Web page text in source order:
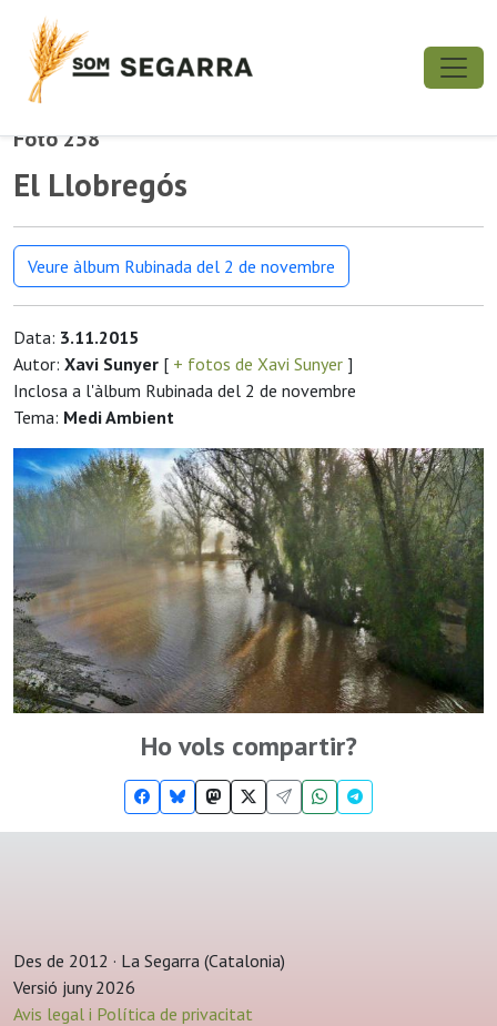
Foto 258
El Llobregós
Veure àlbum Rubinada del 2 de novembre
Data: 3.11.2015
Autor: Xavi Sunyer [ + fotos de Xavi Sunyer ]
Inclosa a l'àlbum Rubinada del 2 de novembre
Tema: Medi Ambient
Ho vols compartir?
Des de 2012 · La Segarra (Catalonia)
Versió juny 2026
Avis legal i Política de privacitat